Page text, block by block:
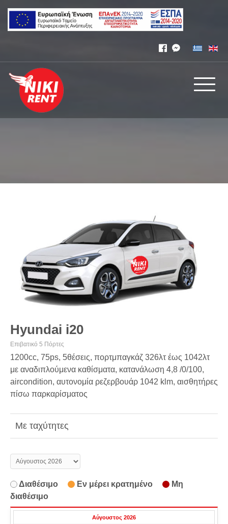
Hyundai i20
Επιβατικό 5 Πόρτες
1200cc, 75ps, 5θέσεις, πορτμπαγκάζ 326λτ έως 1042λτ
με αναδιπλούμενα καθίσματα, κατανάλωση 4,8 /0/100,
aircondition, αυτονομία ρεζερβουάρ 1042 klm, αισθητήρες
πίσω παρκαρίσματος
Με ταχύτητες
Διαθέσιμο Εν μέρει κρατημένο
Μη
διαθέσιμο
Αύγουστος 2026